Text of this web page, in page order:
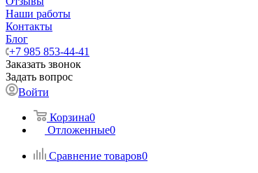
Наши работы
Контакты
Блог
+7 985 853-44-41
Заказать звонок
Задать вопрос
Войти
Корзина0
Отложенные0
Сравнение товаров0